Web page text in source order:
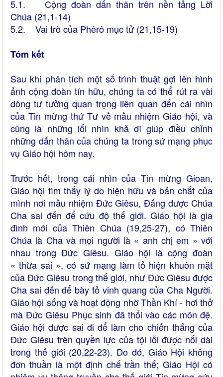
5.1. Cộng đoàn dấn thân trên nền tảng Lời
Chúa (21,1-14)
5.2. Vai trò của Phêrô mục tử (21,15-19)
Tóm kết
Sau khi phân tích một số trình thuật gợi lên hình
ảnh cộng đoàn tín hữu, chúng ta có thể rút ra vài
dòng tư tưởng quan trọng liên quan đến cái nhìn
của Tin mừng thứ Tư về mầu nhiệm Giáo hội, và
cũng là những lối nhìn khả dĩ giúp điều chỉnh
những dấn thân của chúng ta trong sứ mạng phục
vụ Giáo hội hôm nay.
Trước hết, trong cái nhìn của Tin mừng Gioan,
Giáo hội tìm thấy lý do hiện hữu và bản chất của
mình nơi mầu nhiệm Đức Giêsu, Đấng được Chúa
Cha sai đến để cứu độ thế giới. Giáo hội là gia
đình mới của Thiên Chúa (19,25-27), có Thiên
Chúa là Cha và mọi người là « anh chị em » với
nhau trong Đức Giêsu. Giáo hội là cộng đoàn
« thừa sai », có sứ mạng làm tỏ hiện khuôn mặt
của Đức Giêsu trong thế giới, như Đức Giêsu được
Cha sai đến để bày tỏ vinh quang của Cha Người.
Giáo hội sống và hoạt động nhờ Thần Khí - hơi thở
mà Đức Giêsu Phục sinh đã thổi vào các môn đệ.
Giáo hội được sai đi để làm cho chiến thắng của
Đức Giêsu trên quyền lực của tội lỗi được nối dài
trong thế giới (20,22-23). Do đó, Giáo Hội không
đơn thuần là một định chế trần thế; Giáo Hội có